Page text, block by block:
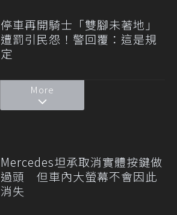
停車再開騎士「雙腳未著地」
遭罰引民怨！警回覆：這是規
定
More
Mercedes坦承取消實體按鍵做
過頭 但車內大螢幕不會因此
消失